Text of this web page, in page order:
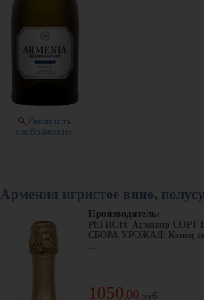
Увеличить
изображение
Армения игристое вино,
Производитель:
РЕГИОН: Армавир СОРТ
СБОРА УРОЖАЯ: Конец
1050 00 руб.